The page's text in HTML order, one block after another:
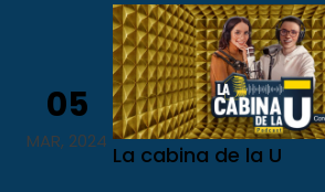
05
MAR, 2024
La cabina de la U